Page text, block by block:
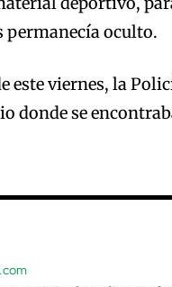
permanecía oculto.
este viernes, la
donde se